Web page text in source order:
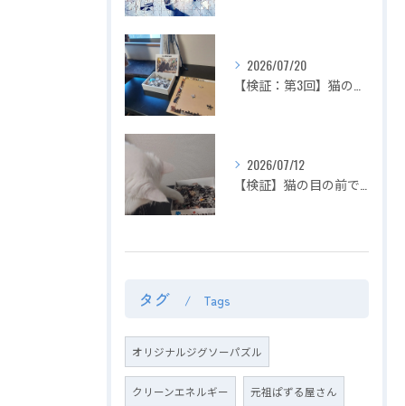
2026/07/20
2026/07/12
タグ Tags
オリジナルジグソーパズル
クリーンエネルギー 元祖ぱずる屋さん